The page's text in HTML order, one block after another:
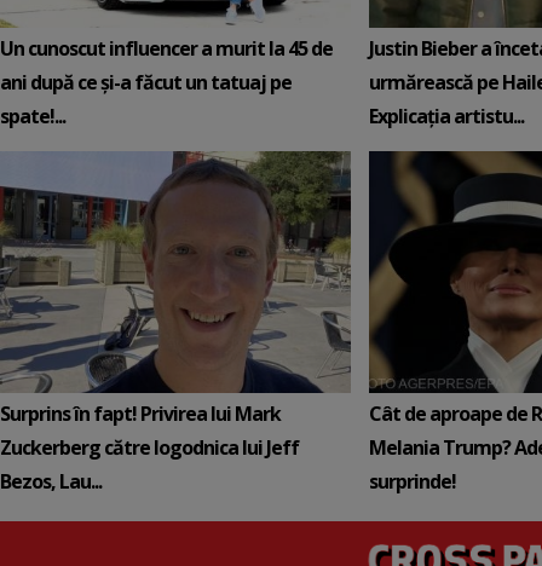
Un cunoscut influencer a murit la 45 de
ani după ce și-a făcut un tatuaj pe
spate!...
Justin Bieber a
urmărească pe
Explicația artistu...
Surprins în fapt! Privirea lui Mark
Zuckerberg către logodnica lui Jeff
Bezos, Lau...
Cât de aproape de
Melania Trump?
surprinde!